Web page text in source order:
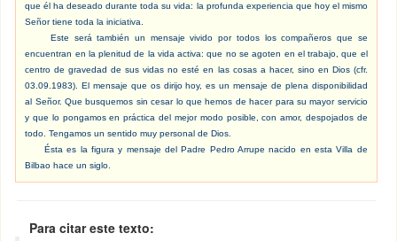
que él ha deseado durante toda su vida: la profunda experiencia que hoy el mismo
Señor tiene toda la iniciativa.
Este será también un mensaje vivido por todos los compañeros que se
encuentran en la plenitud de la vida activa: que no se agoten en el trabajo, que el
centro de gravedad de sus vidas no esté en las cosas a hacer, sino en Dios (cfr.
03.09.1983). El mensaje que os dirijo hoy, es un mensaje de plena disponibilidad
al Señor. Que busquemos sin cesar lo que hemos de hacer para su mayor servicio
y que lo pongamos en práctica del mejor modo posible, con amor, despojados de
todo. Tengamos un sentido muy personal de Dios.
Ésta es la figura y mensaje del Padre Pedro Arrupe nacido en esta Villa de
Bilbao hace un siglo.
Para citar este texto: